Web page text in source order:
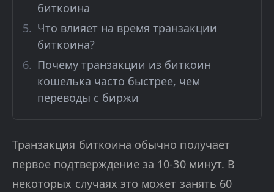
биткоина
Что влияет на время транзакции
биткоина?
Почему транзакции из биткоин
кошелька часто быстрее, чем
переводы с биржи
Транзакция биткоина обычно получает
первое подтверждение за 10-30 минут. В
некоторых случаях это может занять 60